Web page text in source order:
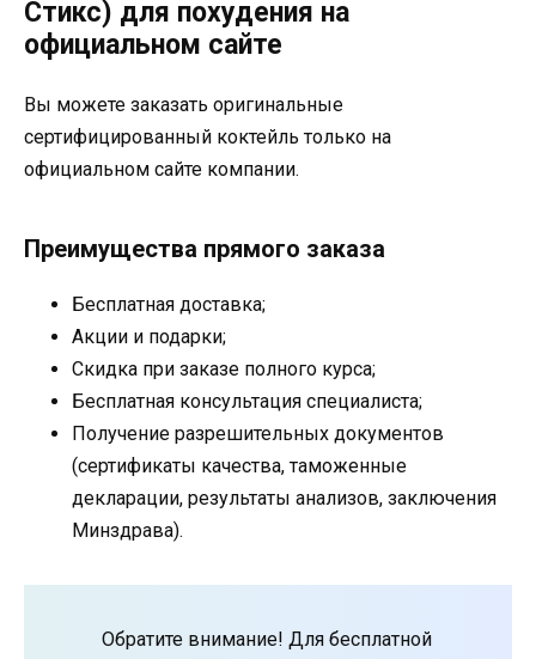
Стикс) для похудения на
официальном сайте
Вы можете заказать оригинальные
сертифицированный коктейль только на
официальном сайте компании.
Преимущества прямого заказа
Бесплатная доставка;
Акции и подарки;
Скидка при заказе полного курса;
Бесплатная консультация специалиста;
Получение разрешительных документов
(сертификаты качества, таможенные
декларации, результаты анализов, заключения
Минздрава).
Обратите внимание! Для бесплатной